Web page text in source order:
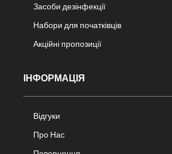
Засоби дезінфекції
Набори для початківців
Акційні пропозиції
ІНФОРМАЦІЯ
Відгуки
Про Нас